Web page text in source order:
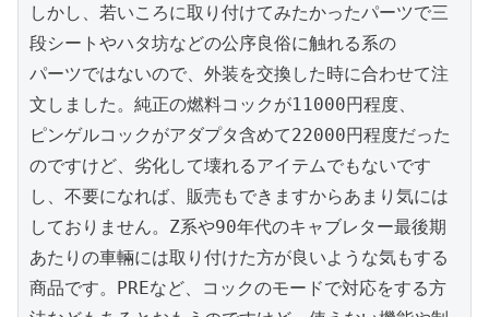
しかし、若いころに取り付けてみたかったパーツで三
段シートやハタ坊などの公序良俗に触れる系の
パーツではないので、外装を交換した時に合わせて注
文しました。純正の燃料コックが11000円程度、
ピンゲルコックがアダプタ含めて22000円程度だった
のですけど、劣化して壊れるアイテムでもないです
し、不要になれば、販売もできますからあまり気には
しておりません。Z系や90年代のキャブレター最後期
あたりの車輛には取り付けた方が良いような気もする
商品です。PREなど、コックのモードで対応をする方